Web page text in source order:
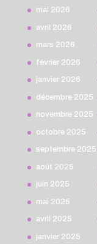
mai 2026
avril 2026
mars 2026
février 2026
janvier 2026
décembre 2025
novembre 2025
octobre 2025
septembre 2025
août 2025
juin 2025
mai 2025
avril 2025
janvier 2025